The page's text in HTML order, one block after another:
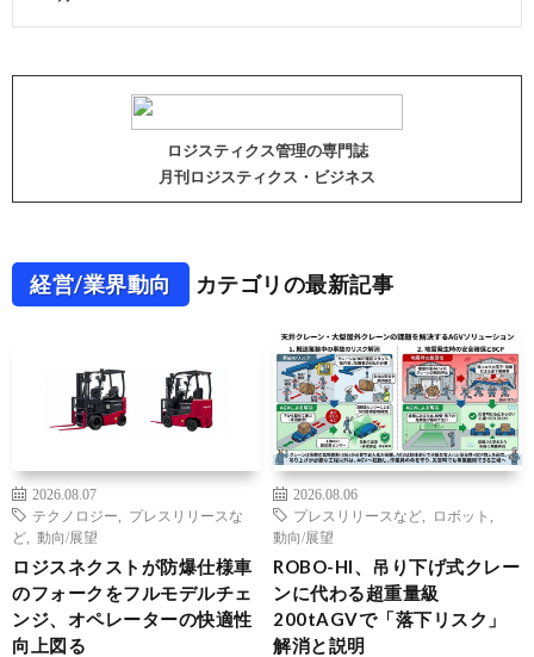
ロジスティクス管理の専門誌
月刊ロジスティクス・ビジネス
経営/業界動向 カテゴリの最新記事
2026.08.07
テクノロジー
プレスリリースな
ど
動向/展望
ロジスネクストが防爆仕様車
のフォークをフルモデルチェ
ンジ、オペレーターの快適性
向上図る
2026.08.06
プレスリリースなど
ロボット
動向/展望
ROBO-HI、吊り下げ式クレー
ンに代わる超重量級
200tAGVで「落下リスク」
解消と説明